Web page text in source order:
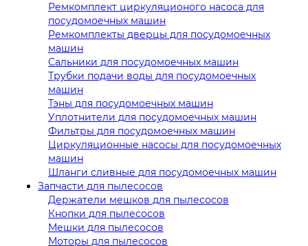
Ремкомплект циркуляционого насоса для
посудомоечных машин
Ремкомплекты дверцы для посудомоечных
машин
Сальники для посудомоечных машин
Трубки подачи воды для посудомоечных
машин
Тэны для посудомоечных машин
Уплотнители для посудомоечных машин
Фильтры для посудомоечных машин
Циркуляционные насосы для посудомоечных
машин
Шланги сливные для посудомоечных машин
Запчасти для пылесосов
Держатели мешков для пылесосов
Кнопки для пылесосов
Мешки для пылесосов
Моторы для пылесосов